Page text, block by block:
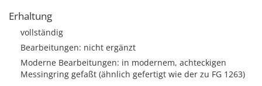
Erhaltung
vollständig
Bearbeitungen: nicht ergänzt
Moderne Bearbeitungen: in modernem, achteckigen
Messingring gefaßt (ähnlich gefertigt wie der zu FG 1263)